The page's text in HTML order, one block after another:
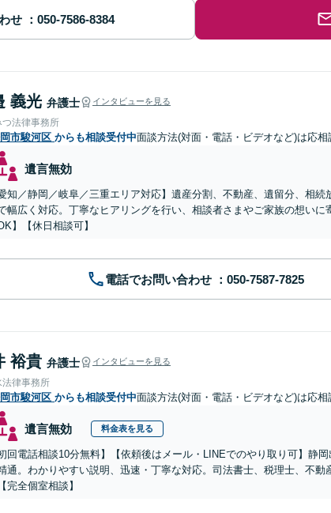
せ
義光 弁護士 インタビューを見る
つ法律事務所
市駿河区 からも相談受付中面談方法(対面・電話・ビデオなど)は応相
遺言無効
愛知／静岡／岐阜／三重エリア対応】遺産分割、不動産、遺留分、相
幅広く対応。丁寧なヒアリングを行い、相談者さまやご家族の想い
】【休日相談可】
電話でお問い合わせ
裕貴 弁護士 インタビューを見る
法律事務所
市駿河区 からも相談受付中面談方法(対面・電話・ビデオなど)は応相
遺言無効 料金表を見る
初回電話相談10分無料】【依頼後はメール・LINEでのやり取り可】静
通。わかりやすい説明、迅速・丁寧な対応。司法書士、税理士、不
完全個室相談】